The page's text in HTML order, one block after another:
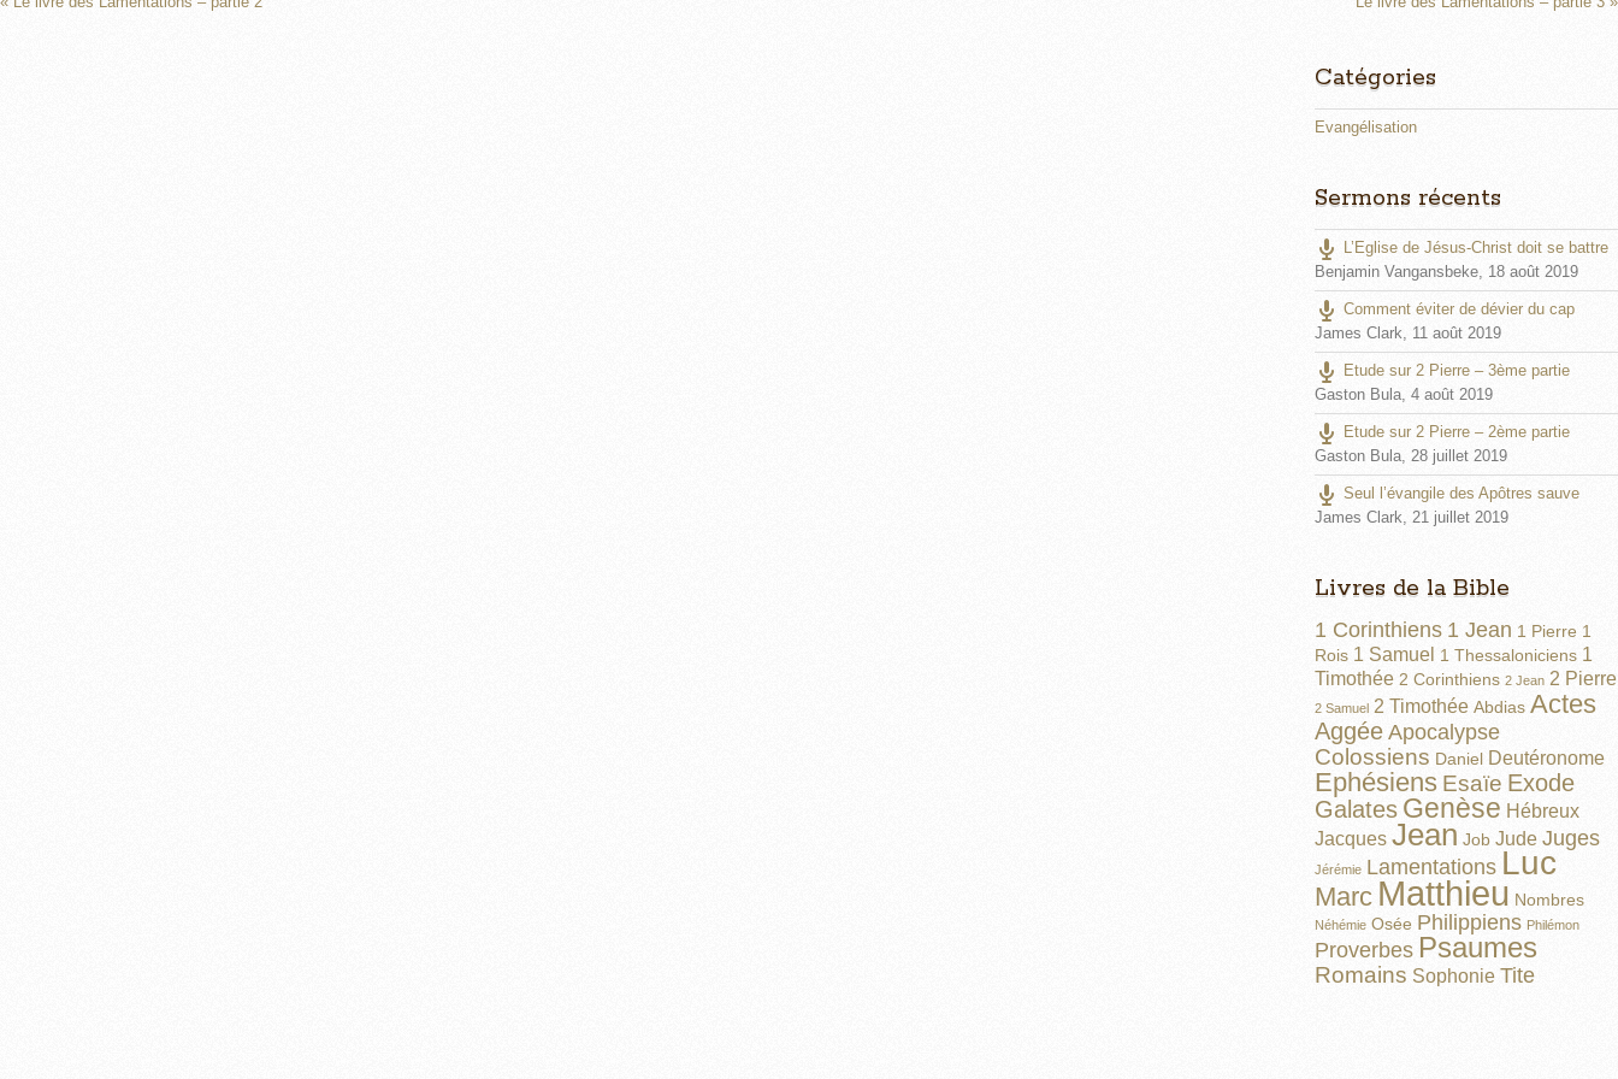
Catégories
Evangélisation
Sermons récents
L’Eglise de Jésus-Christ doit se battre
Benjamin Vangansbeke, 18 août 2019
Comment éviter de dévier du cap
James Clark, 11 août 2019
Etude sur 2 Pierre – 3ème partie
Gaston Bula, 4 août 2019
Etude sur 2 Pierre – 2ème partie
Gaston Bula, 28 juillet 2019
Seul l’évangile des Apôtres sauve
James Clark, 21 juillet 2019
Livres de la Bible
1 Corinthiens 1 Jean 1 Pierre 1
Rois 1 Samuel 1 Thessaloniciens 1
Timothée 2 Corinthiens 2 Jean 2 Pierre
2 Samuel 2 Timothée Abdias Actes
Aggée Apocalypse
Colossiens Daniel Deutéronome
Ephésiens Esaïe Exode
Galates Genèse Hébreux
Jacques Jean Job Jude Juges
Jérémie Lamentations Luc
Marc Matthieu Nombres
Néhémie Osée Philippiens Philémon
Proverbes Psaumes
Romains Sophonie Tite